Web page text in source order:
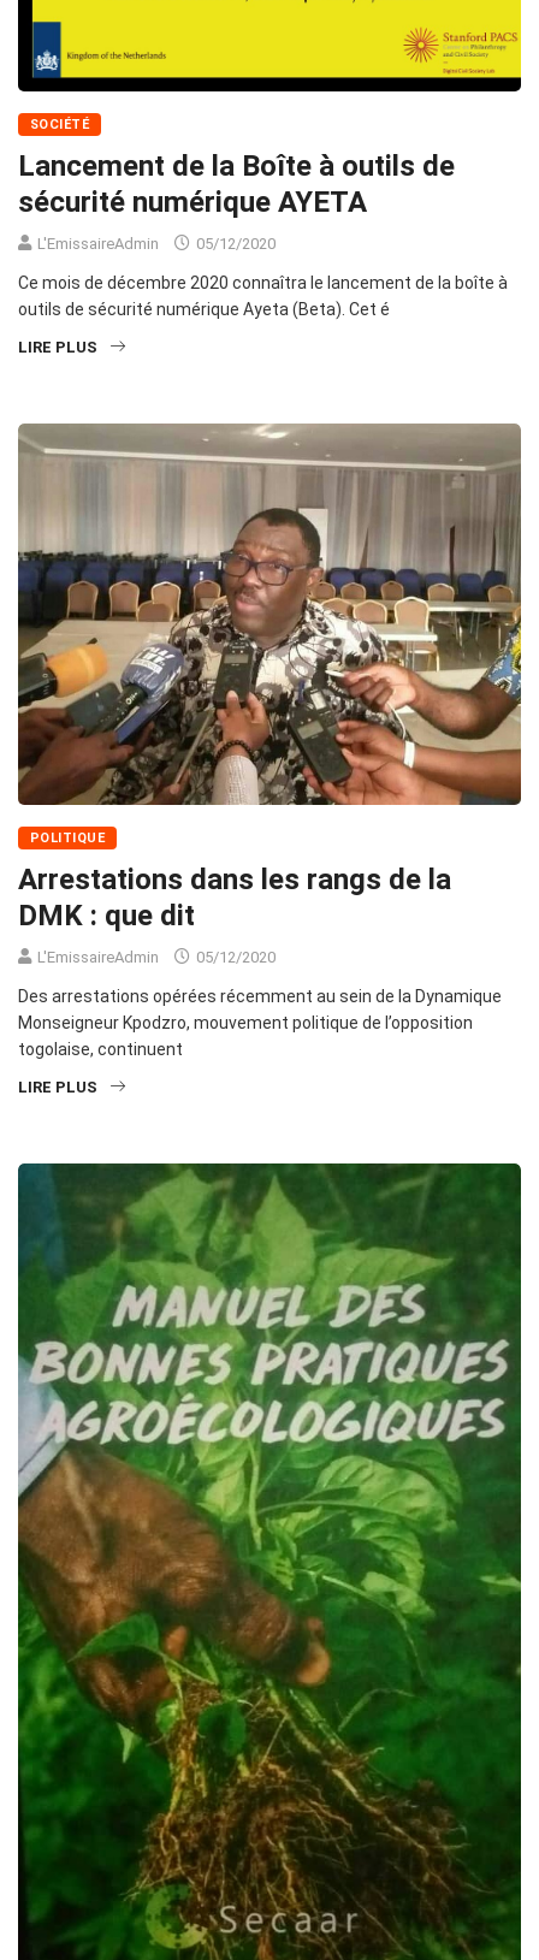
SOCIÉTÉ
Lancement de la Boîte à outils de
sécurité numérique AYETA
L'EmissaireAdmin 05/12/2020
Ce mois de décembre 2020 connaîtra le lancement de la boîte à
outils de sécurité numérique Ayeta (Beta). Cet é
LIRE PLUS
POLITIQUE
Arrestations dans les rangs de la
DMK : que dit
L'EmissaireAdmin 05/12/2020
Des arrestations opérées récemment au sein de la Dynamique
Monseigneur Kpodzro, mouvement politique de l’opposition
togolaise, continuent
LIRE PLUS